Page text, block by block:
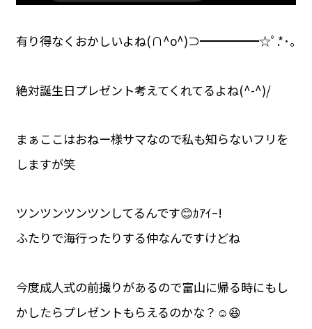
有り得なくおかしいよね(∩^o^)⊃━━━━━☆ﾟ.*･｡
絶対誕生日プレゼント考えてくれてるよね(^-^)/
まぁここはおねー様サマなので私も知らないフリを
しますが笑
ツンツンツンツンしてるんです😊ｶｱｲｰ!
ふたりで海行ったりする仲なんですけどね
今度成人式の前撮りがあるので富山に帰る時にもし
かしたらプレゼントもらえるのかな？☺️😆